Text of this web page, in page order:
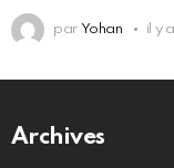
par Yohan il y
Archives